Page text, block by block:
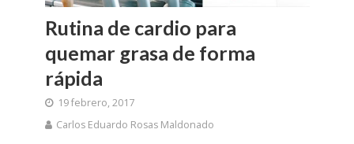
Rutina de cardio para
quemar grasa de forma
rápida
19 febrero, 2017
Carlos Eduardo Rosas Maldonado